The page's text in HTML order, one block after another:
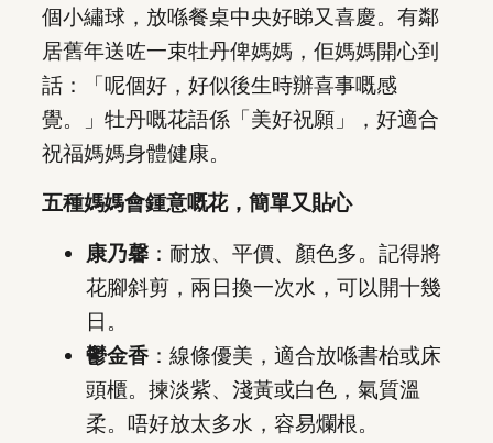
個小繡球，放喺餐桌中央好睇又喜慶。有鄰
居舊年送咗一束牡丹俾媽媽，佢媽媽開心到
話：「呢個好，好似後生時辦喜事嘅感
覺。」牡丹嘅花語係「美好祝願」，好適合
祝福媽媽身體健康。
五種媽媽會鍾意嘅花，簡單又貼心
康乃馨 ：耐放、平價、顏色多。記得將
花腳斜剪，兩日換一次水，可以開十幾
日。
鬱金香：線條優美，適合放喺書枱或床
頭櫃。揀淡紫、淺黃或白色，氣質溫
柔。唔好放太多水，容易爛根。